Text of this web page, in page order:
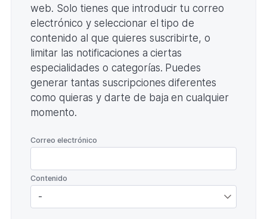
web. Solo tienes que introducir tu correo
electrónico y seleccionar el tipo de
contenido al que quieres suscribirte, o
limitar las notificaciones a ciertas
especialidades o categorías. Puedes
generar tantas suscripciones diferentes
como quieras y darte de baja en cualquier
momento.
Correo electrónico
Contenido